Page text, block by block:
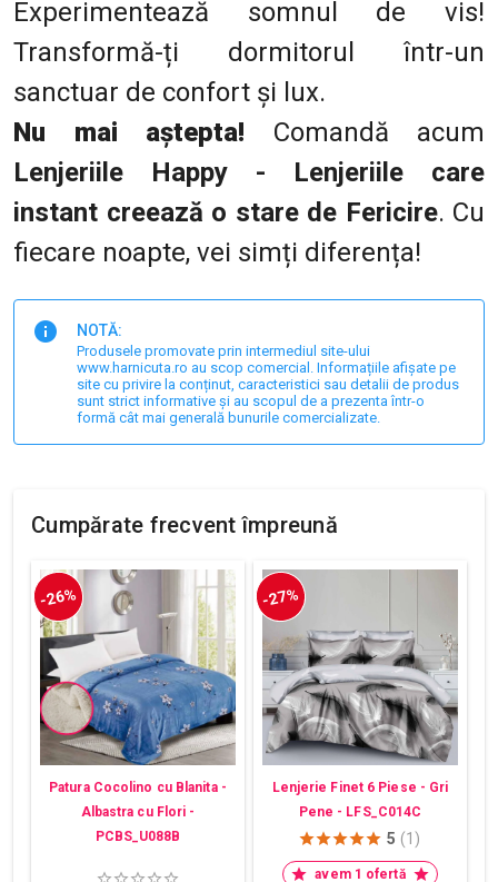
Experimentează somnul de vis!
Transformă-ți dormitorul într-un
sanctuar de confort și lux.
Nu mai aștepta! Comandă acum
Lenjeriile Happy - Lenjeriile care
instant creează o stare de Fericire. Cu
fiecare noapte, vei simți diferența!
NOTĂ:
Produsele promovate prin intermediul site-ului
www.harnicuta.ro au scop comercial. Informațiile afișate pe
site cu privire la conținut, caracteristici sau detalii de produs
sunt strict informative și au scopul de a prezenta într-o
formă cât mai generală bunurile comercializate.
Cumpărate frecvent împreună
-26%
Patura Cocolino cu Blanita -
Albastra cu Flori -
PCBS_U088B
-27%
Lenjerie Finet 6 Piese - Gri
Pene - LFS_C014C
5 (1)
avem 1 ofertă